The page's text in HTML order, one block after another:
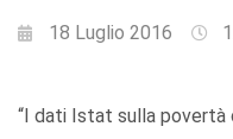
18 Luglio 2016
“I dati Istat sulla povertà